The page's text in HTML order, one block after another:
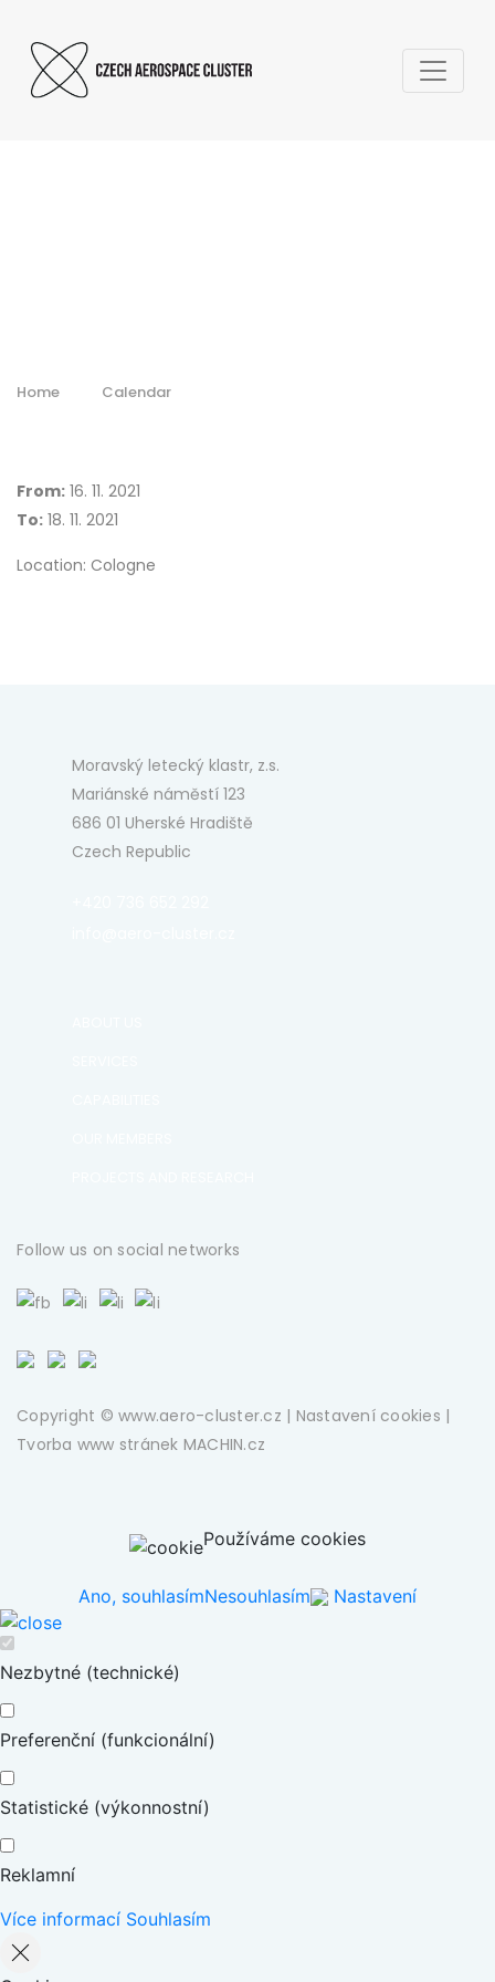
Home Calendar
From: 16. 11. 2021
To: 18. 11. 2021
Location: Cologne
Moravský letecký klastr, z.s.
Mariánské náměstí 123
686 01 Uherské Hradiště
Czech Republic
Follow us on social networks
Copyright © www.aero-cluster.cz | Nastavení cookies |
Tvorba www stránek MACHIN.cz
Používáme cookies
Ano, souhlasímNesouhlasím Nastavení
Nezbytné (technické)
Preferenční (funkcionální)
Statistické (výkonnostní)
Reklamní
Více informací Souhlasím